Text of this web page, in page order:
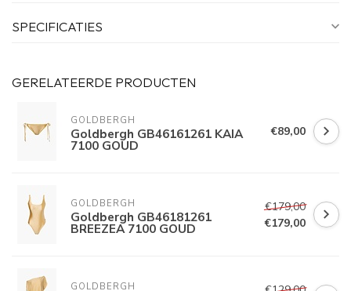
SPECIFICATIES
GERELATEERDE PRODUCTEN
GOLDBERGH
Goldbergh GB46161261 KAIA
7100 GOUD
€89,00
GOLDBERGH
Goldbergh GB46181261
BREEZEA 7100 GOUD
€179,00
€179,00
GOLDBERGH